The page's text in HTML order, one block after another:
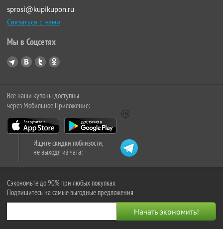
sprosi@kupikupon.ru
Связаться с нами
Мы в Соцсетях
Все наши купоны доступны
через Мобильное Приложение:
Ищите скидки поблизости,
не выходя из чата:
Сэкономьте до 90% при любых покупках
Подпишитесь на самые выгодные предложения